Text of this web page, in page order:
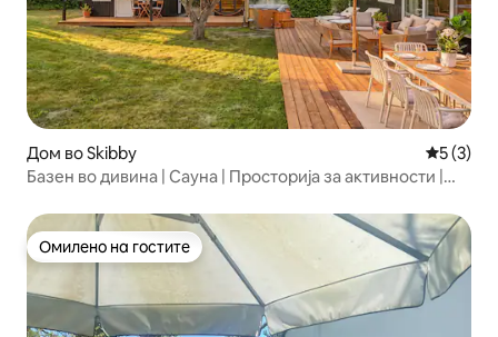
Дом во Skibby
5 (3)
Базен во дивина | Сауна | Просторија за активности |
Омилено на гостите
Омилено на гостите